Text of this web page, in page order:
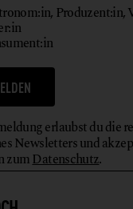
Produzent:in,
erlaubst du die
Newsletters und
zumDatenschutz.